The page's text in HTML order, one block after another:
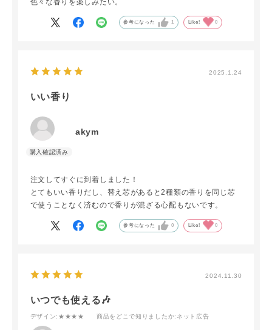
参考になった 1 Like! 0
2025.1.24
いい香り
akym
注文してすぐに到着しました！
とてもいい香りだし、替え芯があると2種類の香りを同じ芯
で使うことなく済むので香りが混ざる心配もないです。
参考になった 0 Like! 0
2024.11.30
いつでも使える🎶
デザイン:★★★★ 商品をどこで知りましたか:ネット広告